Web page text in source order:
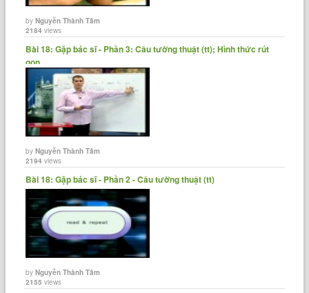
byNguyễn Thành Tâm
2184 views
Bài 18: Gặp bác sĩ - Phần 3: Câu tường thuật (tt); Hình thức rút
gọn......
byNguyễn Thành Tâm
2194 views
Bài 18: Gặp bác sĩ - Phần 2 - Câu tường thuật (tt)
byNguyễn Thành Tâm
2155 views